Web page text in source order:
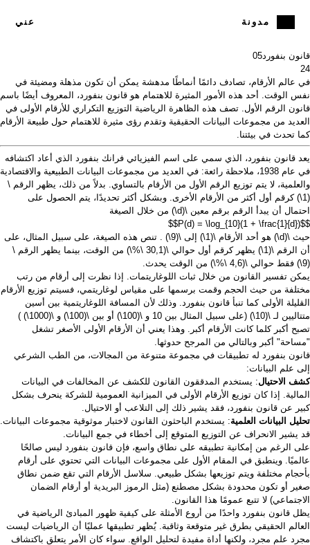
عني مدونة
قانون بنفورد05
24
في عالم الأرقام، تصادف دائمًا أنماطًا مدهشة يمكن أن تكون مذهلة ومضيئة في
نفس الوقت. أحد هذه الأمور المثيرة للاهتمام هو قانون بنفورد، المعروف أيضًا باسم
قانون الرقم الأول. تصف هذه الظاهرة الرياضية التوزيع التكراري للأرقام الأولى في
العديد من مجموعات البيانات الحقيقية وتقدم رؤى مثيرة للاهتمام حول طبيعة الأرقام
كما تحدث في بيئتنا.
يعد قانون بنفورد، الذي سمي على اسم الفيزيائي فرانك بنفورد الذي أعاد اكتشافه
في عام 1938، ملاحظة رائعة: في العديد من مجموعات البيانات الطبيعية والاقتصادية
والعلمية، لا يتم توزيع الرقم الأول من الأرقام بالتساوي. بدلاً من ذلك، يظهر الرقم \
(1\)
كرقم أول أكثر من الأرقام الأخرى. وبشكل أكثر تحديدًا، يتم الحصول على
احتمال أن يبدأ الرقم برقم معين \(d\)
من خلال الصيغة
$$P(d) = \log_{10}(1 + \frac{1}{d})$$
حيث \(d\) هو أحد الأرقام \(1\) إلى \(9\)
. تنص هذه الصيغة، على سبيل المثال، على
أن الرقم \(1\) يظهر كرقم أول حوالي \(30,1 \%\) من الوقت، بينما يظهر الرقم \
(9\)
فقط حوالي \(4,6 \%\)
من الوقت يحدث.
يمكن تفسير القانون من خلال ثبات اللوغاريتمات. إذا نظرت إلى أرقام من رتب
مختلفة من حيث الحجم وقمت برسمها على مقياس لوغاريتمي، فسيتم توزيع الأرقام
القليلة الأولى كما تنبأ قانون بنفورد. وذلك لأن المسافة اللوغاريتمية بين أسين
متتاليين لـ \(10\) (على سبيل المثال بين 10 و \(100\) أو بين \(100\) و \(1000\)
)
تصبح أكبر كلما كانت الأرقام أكبر. وهذا يعني أن الأرقام الأولى الأصغر تشغل
"مساحة" أكبر وبالتالي من المرجح حدوثها.
قانون بنفورد له تطبيقات في مجموعة متنوعة من المجالات، من الطب الشرعي
إلى علم البيانات:
كشف الاحتيال: يستخدم المدققون القانون للكشف عن المخالفات في البيانات
المالية. إذا كان توزيع الأرقام الأولى في الميزانية العمومية للشركة ينحرف بشكل
كبير عن قانون بنفورد، فقد يشير ذلك إلى التلاعب أو الاحتيال.
تحليل البيانات العلمية: يستخدم الباحثون القانون لاختبار موثوقية مجموعات البيانات.
قد يشير الانحراف عن التوزيع المتوقع إلى أخطاء في جمع البيانات.
على الرغم من إمكانية تطبيقه على نطاق واسع، فإن قانون بنفورد ليس صالحًا
عالميًا. وينطبق في المقام الأول على مجموعات البيانات التي تحتوي على أرقام
بأحجام مختلفة ويتم توزيعها بشكل طبيعي. سلاسل الأرقام التي تقع ضمن نطاق
صغير أو تكون محدودة بشكل مصطنع (مثل الرموز البريدية أو أرقام الضمان
الاجتماعي) لا تتبع عمومًا هذا القانون.
يظل قانون بنفورد واحدًا من أروع الأمثلة على كيفية ظهور المبادئ الرياضية في
العالم الحقيقي بطرق غير متوقعة وثاقبة. يُظهر تطبيقها عمليًا أن الرياضيات ليست
مجرد علم مجرد، ولكنها أداة مفيدة لتحليل الواقع. سواء كان الأمر يتعلق باكتشاف